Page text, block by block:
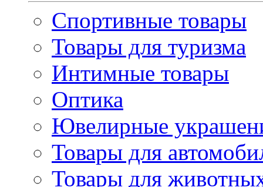
Спортивные товары
Товары для туризма
Интимные товары
Оптика
Ювелирные
Товары для
Товары для